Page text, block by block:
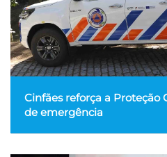
Cinfães reforça a Proteção
de emergência